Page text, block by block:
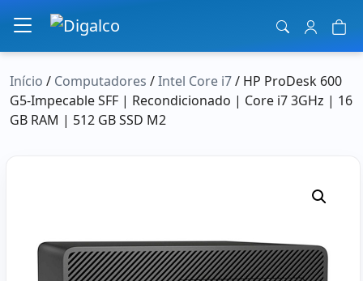
Navegação principal
Início / Computadores /Intel Core i7/ HP ProDesk 600
G5-Impecable SFF | Recondicionado | Core i7 3GHz | 16
GB RAM | 512 GB SSD M2